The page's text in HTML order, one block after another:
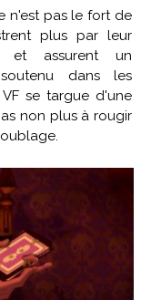
n'est pas le fort de
plus par leur
et assurent un
dans les
se targue d'une
non plus à rougir